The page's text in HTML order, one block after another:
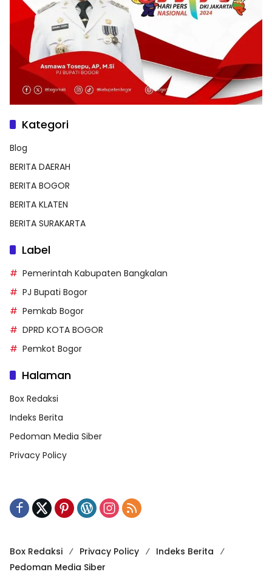
Kategori
Blog
BERITA DAERAH
BERITA BOGOR
BERITA KLATEN
BERITA SURAKARTA
Label
Pemerintah Kabupaten Bangkalan
PJ Bupati Bogor
Pemkab Bogor
DPRD KOTA BOGOR
Pemkot Bogor
Halaman
Box Redaksi
Indeks Berita
Pedoman Media Siber
Privacy Policy
Box Redaksi Privacy Policy
Indeks Berita
Pedoman Media Siber